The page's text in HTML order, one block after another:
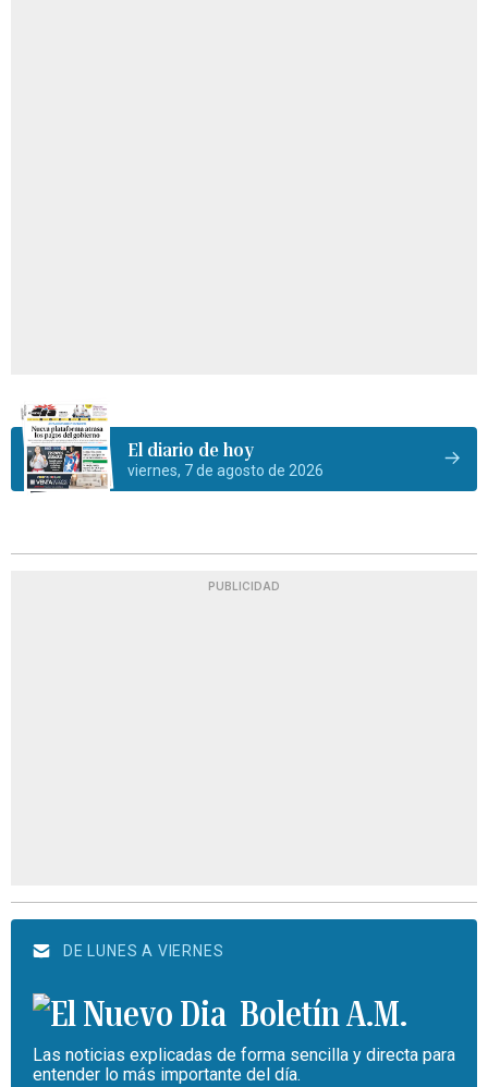
El diario de hoy
viernes, 7 de agosto de 2026
PUBLICIDAD
DE LUNES A VIERNES
Boletín A.M.
Las noticias explicadas de forma sencilla y directa para
entender lo más importante del día.